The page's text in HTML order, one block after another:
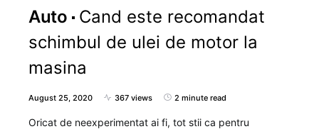
Auto
Cand este recomandat
schimbul de ulei de motor la
masina
August 25, 2020 367 views 2 minute read
Oricat de neexperimentat ai fi, tot stii ca pentru